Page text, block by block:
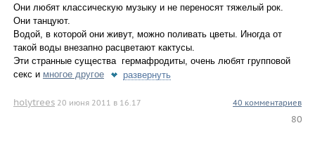
Они любят классическую музыку и не переносят тяжелый рок.
Они танцуют.
Водой, в которой они живут, можно поливать цветы. Иногда от
такой воды внезапно расцветают кактусы.
Эти странные существа  гермафродиты, очень любят групповой
секс и многое другое развернуть
holytrees 20 июня 2011 в 16.17 40 комментариев
80